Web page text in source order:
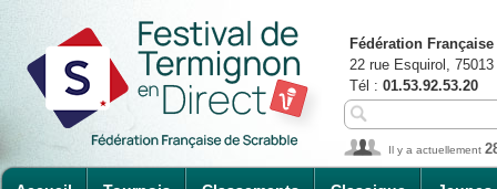
Fédération
22 rue Esquirol,
Tél : 01.53.92.53.20
Il y a actuellement